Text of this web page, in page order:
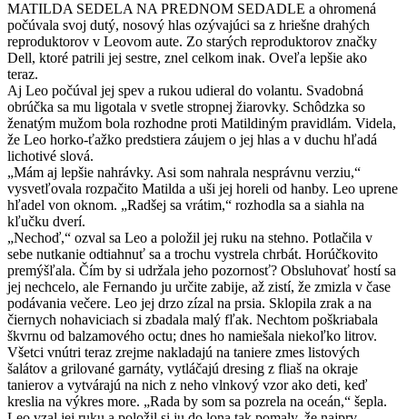
MATILDA SEDELA NA PREDNOM SEDADLE a ohromená
počúvala svoj dutý, nosový hlas ozývajúci sa z hriešne drahých
reproduktorov v Leovom aute. Zo starých reproduktorov značky
Dell, ktoré patrili jej sestre, znel celkom inak. Oveľa lepšie ako
teraz.
Aj Leo počúval jej spev a rukou udieral do volantu. Svadobná
obrúčka sa mu ligotala v svetle stropnej žiarovky. Schôdzka so
ženatým mužom bola rozhodne proti Matildiným pravidlám. Videla,
že Leo horko-ťažko predstiera záujem o jej hlas a v duchu hľadá
lichotivé slová.
„Mám aj lepšie nahrávky. Asi som nahrala nesprávnu verziu,“
vysvetľovala rozpačito Matilda a uši jej horeli od hanby. Leo uprene
hľadel von oknom. „Radšej sa vrátim,“ rozhodla sa a siahla na
kľučku dverí.
„Nechoď,“ ozval sa Leo a položil jej ruku na stehno. Potlačila v
sebe nutkanie odtiahnuť sa a trochu vystrela chrbát. Horúčkovito
premýšľala. Čím by si udržala jeho pozornosť? Obsluhovať hostí sa
jej nechcelo, ale Fernando ju určite zabije, až zistí, že zmizla v čase
podávania večere. Leo jej drzo zízal na prsia. Sklopila zrak a na
čiernych nohaviciach si zbadala malý fľak. Nechtom poškriabala
škvrnu od balzamového octu; dnes ho namiešala niekoľko litrov.
Všetci vnútri teraz zrejme nakladajú na taniere zmes listových
šalátov a grilované garnáty, vytláčajú dresing z fliaš na okraje
tanierov a vytvárajú na nich z neho vlnkový vzor ako deti, keď
kreslia na výkres more. „Rada by som sa pozrela na oceán,“ šepla.